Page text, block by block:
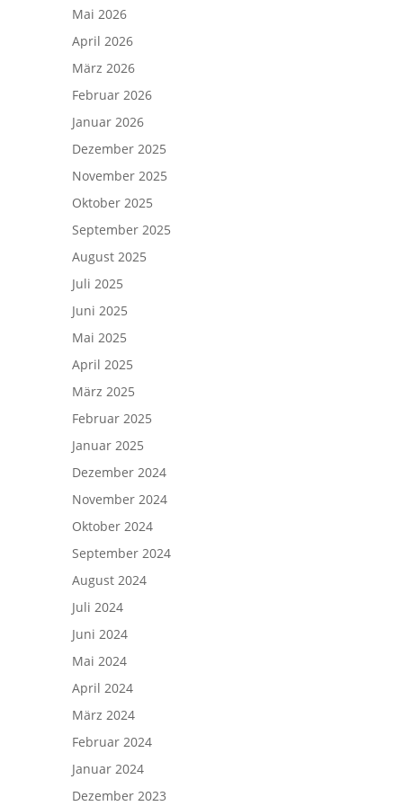
Mai 2026
April 2026
März 2026
Februar 2026
Januar 2026
Dezember 2025
November 2025
Oktober 2025
September 2025
August 2025
Juli 2025
Juni 2025
Mai 2025
April 2025
März 2025
Februar 2025
Januar 2025
Dezember 2024
November 2024
Oktober 2024
September 2024
August 2024
Juli 2024
Juni 2024
Mai 2024
April 2024
März 2024
Februar 2024
Januar 2024
Dezember 2023